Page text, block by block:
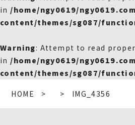
in /home/ngy0619/
content/themes/sg087/
Warning: Attempt to read
in /home/ngy0619/
content/themes/sg087/
HOME IMG_4356